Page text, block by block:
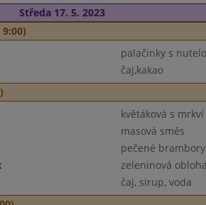
Středa 17. 5. 2023
palačinky s
čaj,kakao
květáková s
masová směs
pečené brambory
zeleninová
čaj, sirup, voda